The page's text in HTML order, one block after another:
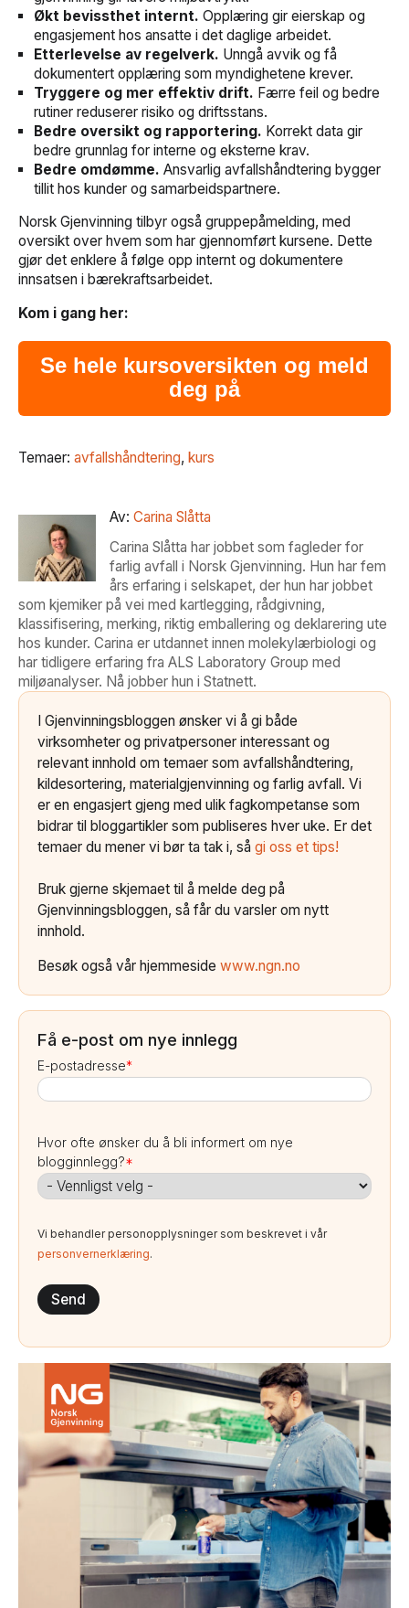
Økt bevissthet internt. Opplæring gir eierskap og
engasjement hos ansatte i det daglige arbeidet.
Etterlevelse av regelverk. Unngå avvik og få
dokumentert opplæring som myndighetene krever.
Tryggere og mer effektiv drift. Færre feil og bedre
rutiner reduserer risiko og driftsstans.
Bedre oversikt og rapportering. Korrekt data gir
bedre grunnlag for interne og eksterne krav.
Bedre omdømme. Ansvarlig avfallshåndtering bygger
tillit hos kunder og samarbeidspartnere.
Norsk Gjenvinning tilbyr også gruppepåmelding, med
oversikt over hvem som har gjennomført kursene. Dette
gjør det enklere å følge opp internt og dokumentere
innsatsen i bærekraftsarbeidet.
Kom i gang her:
Se hele kursoversikten og meld
deg på
Temaer: avfallshåndtering, kurs
Av: Carina Slåtta
Carina Slåtta har jobbet som fagleder for
farlig avfall i Norsk Gjenvinning. Hun har fem
års erfaring i selskapet, der hun har jobbet
som kjemiker på vei med kartlegging, rådgivning,
klassifisering, merking, riktig emballering og deklarering ute
hos kunder. Carina er utdannet innen molekylærbiologi og
har tidligere erfaring fra ALS Laboratory Group med
miljøanalyser. Nå jobber hun i Statnett.
I Gjenvinningsbloggen ønsker vi å gi både
virksomheter og privatpersoner interessant og
relevant innhold om temaer som avfallshåndtering,
kildesortering, materialgjenvinning og farlig avfall. Vi
er en engasjert gjeng med ulik fagkompetanse som
bidrar til bloggartikler som publiseres hver uke. Er det
temaer du mener vi bør ta tak i, så gi oss et tips!
Bruk gjerne skjemaet til å melde deg på
Gjenvinningsbloggen, så får du varsler om nytt
innhold.
Besøk også vår hjemmeside www.ngn.no
Få e-post om nye innlegg
E-postadresse*
Hvor ofte ønsker du å bli informert om nye
blogginnlegg?*
Vi behandler personopplysninger som beskrevet i vår
personvernerklæring.